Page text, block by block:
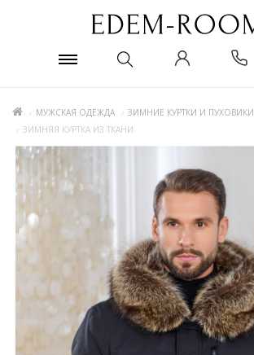
МУЖСКАЯ ОДЕЖДА
ЗИМНИЕ КУРТКИ И ПУХОВИКИ
ЗИМНЯЯ КУРТКА ИЗ ТКАНИ